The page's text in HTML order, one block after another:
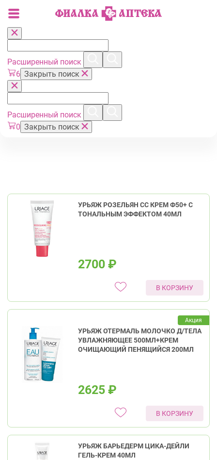
Расширенный поиск
6 Закрыть поиск
Расширенный поиск
0 Закрыть поиск
УРЬЯЖ РОЗЕЛЬЯН СС КРЕМ Ф50+ С
ТОНАЛЬНЫМ ЭФФЕКТОМ 40МЛ
2700 ₽
В КОРЗИНУ
Акция
УРЬЯЖ ОТЕРМАЛЬ МОЛОЧКО Д/ТЕЛА
УВЛАЖНЯЮЩЕЕ 500МЛ+КРЕМ
ОЧИЩАЮЩИЙ ПЕНЯЩИЙСЯ 200МЛ
2625 ₽
В КОРЗИНУ
УРЬЯЖ БАРЬЕДЕРМ ЦИКА-ДЕЙЛИ
ГЕЛЬ-КРЕМ 40МЛ